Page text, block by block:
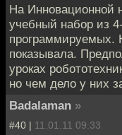
На Инновационной
учебный набор из
программируемых.
показывала.
уроках
но чем дело у них
Badalaman »
#40 | 11.01.11 09:33